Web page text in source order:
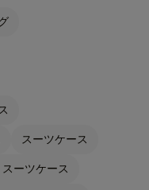
スーツケース
ーツケース